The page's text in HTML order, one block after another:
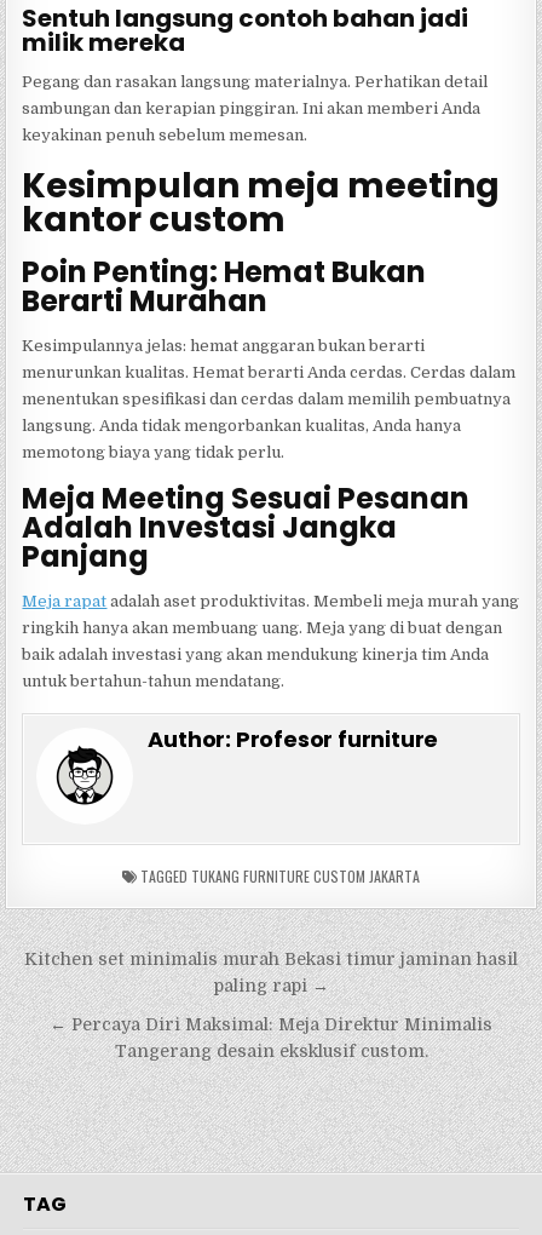
Sentuh langsung contoh bahan jadi
milik mereka
Pegang dan rasakan langsung materialnya. Perhatikan detail
sambungan dan kerapian pinggiran. Ini akan memberi Anda
keyakinan penuh sebelum memesan.
Kesimpulan meja meeting
kantor custom
Poin Penting: Hemat Bukan
Berarti Murahan
Kesimpulannya jelas: hemat anggaran bukan berarti
menurunkan kualitas. Hemat berarti Anda cerdas. Cerdas dalam
menentukan spesifikasi dan cerdas dalam memilih pembuatnya
langsung. Anda tidak mengorbankan kualitas, Anda hanya
memotong biaya yang tidak perlu.
Meja Meeting Sesuai Pesanan
Adalah Investasi Jangka
Panjang
Meja rapat adalah aset produktivitas. Membeli meja murah yang
ringkih hanya akan membuang uang. Meja yang di buat dengan
baik adalah investasi yang akan mendukung kinerja tim Anda
untuk bertahun-tahun mendatang.
Author: Profesor furniture
TAGGED TUKANG FURNITURE CUSTOM JAKARTA
Navigasi
pos
Kitchen set minimalis murah Bekasi timur jaminan hasil
paling rapi →
← Percaya Diri Maksimal: Meja Direktur Minimalis
Tangerang desain eksklusif custom.
TAG